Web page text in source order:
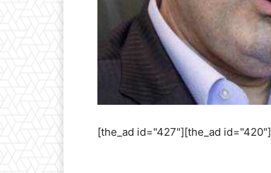
[the_ad id="427"][the_ad id="420"]